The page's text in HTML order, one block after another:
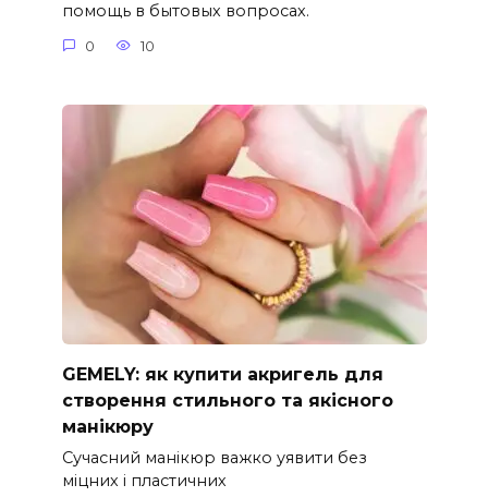
помощь в бытовых вопросах.
0 10
GEMELY: як купити акригель для
створення стильного та якісного
манікюру
Сучасний манікюр важко уявити без
міцних і пластичних